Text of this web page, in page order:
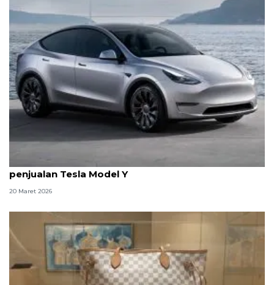
Tren penyewaan tas mewah Lebaran 2026 hingga
penjualan Tesla Model Y
20 Maret 2026